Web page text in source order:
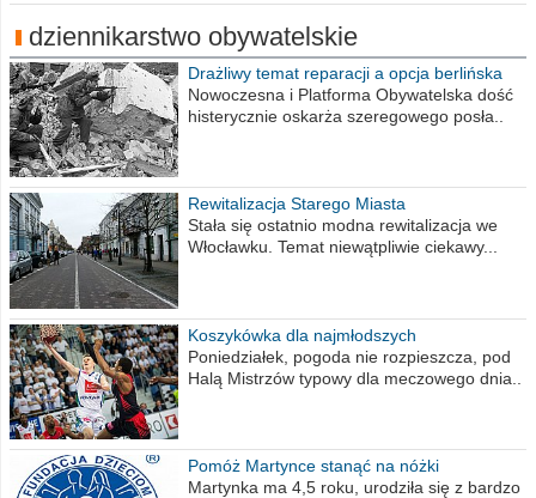
dziennikarstwo obywatelskie
Drażliwy temat reparacji a opcja berlińska
Nowoczesna i Platforma Obywatelska dość
histerycznie oskarża szeregowego posła..
Rewitalizacja Starego Miasta
Stała się ostatnio modna rewitalizacja we
Włocławku. Temat niewątpliwie ciekawy...
Koszykówka dla najmłodszych
Poniedziałek, pogoda nie rozpieszcza, pod
Halą Mistrzów typowy dla meczowego dnia..
Pomóż Martynce stanąć na nóżki
Martynka ma 4,5 roku, urodziła się z bardzo